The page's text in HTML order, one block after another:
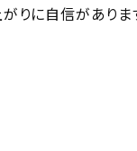
りに自信がありま